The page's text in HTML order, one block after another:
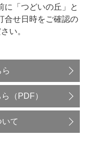
に「つどいの丘」と
合せ日時をご確認の
い。
（PDF）
て